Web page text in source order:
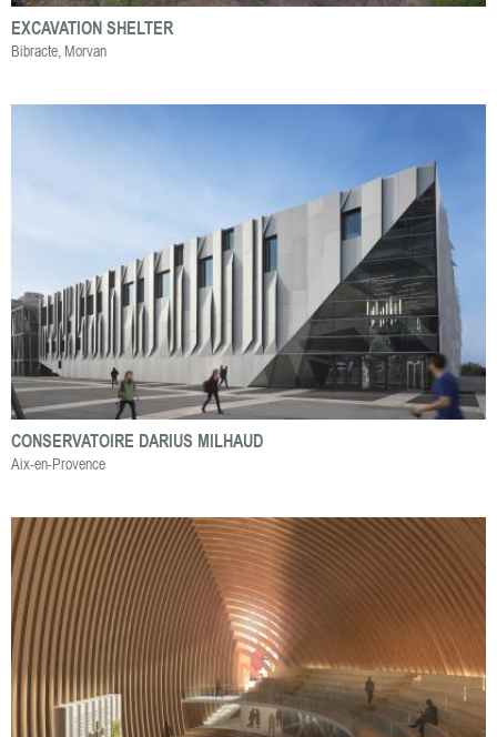
EXCAVATION SHELTER
Bibracte, Morvan
CONSERVATOIRE DARIUS MILHAUD
Aix-en-Provence